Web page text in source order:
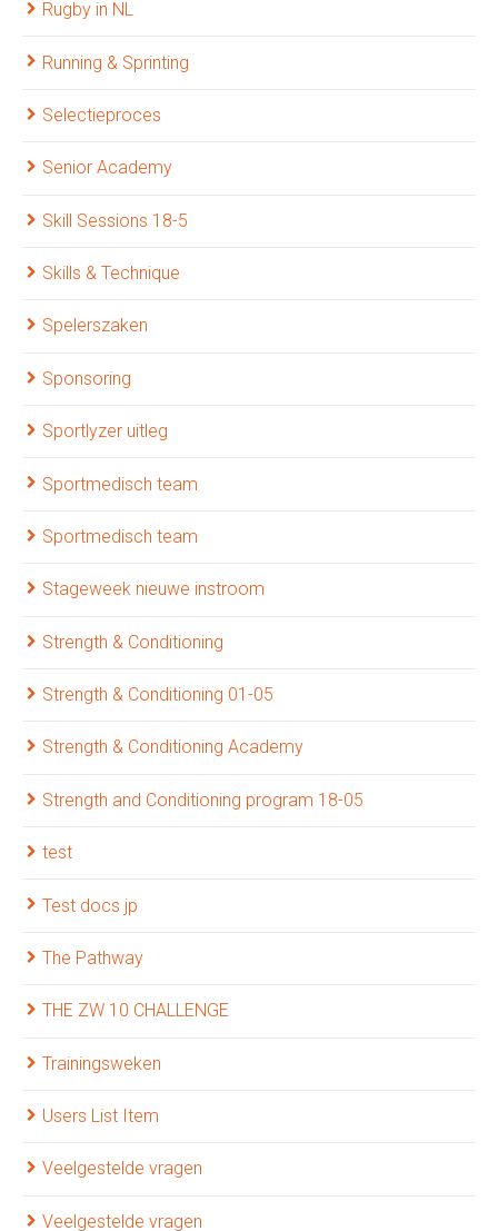
Rugby in NL
Running & Sprinting
Selectieproces
Senior Academy
Skill Sessions 18-5
Skills & Technique
Spelerszaken
Sponsoring
Sportlyzer uitleg
Sportmedisch team
Sportmedisch team
Stageweek nieuwe instroom
Strength & Conditioning
Strength & Conditioning 01-05
Strength & Conditioning Academy
Strength and Conditioning program 18-05
test
Test docs jp
The Pathway
THE ZW 10 CHALLENGE
Trainingsweken
Users List Item
Veelgestelde vragen
Veelgestelde vragen